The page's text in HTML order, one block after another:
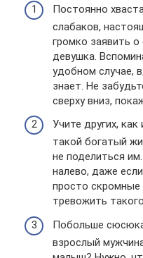
Постоянно
слабаков,
громко заявить
девушка.
удобном случае,
знает. Не
сверху вниз,
Учите других,
такой богатый
не поделиться
налево, даже
просто скромные
тревожить
Побольше
взрослый